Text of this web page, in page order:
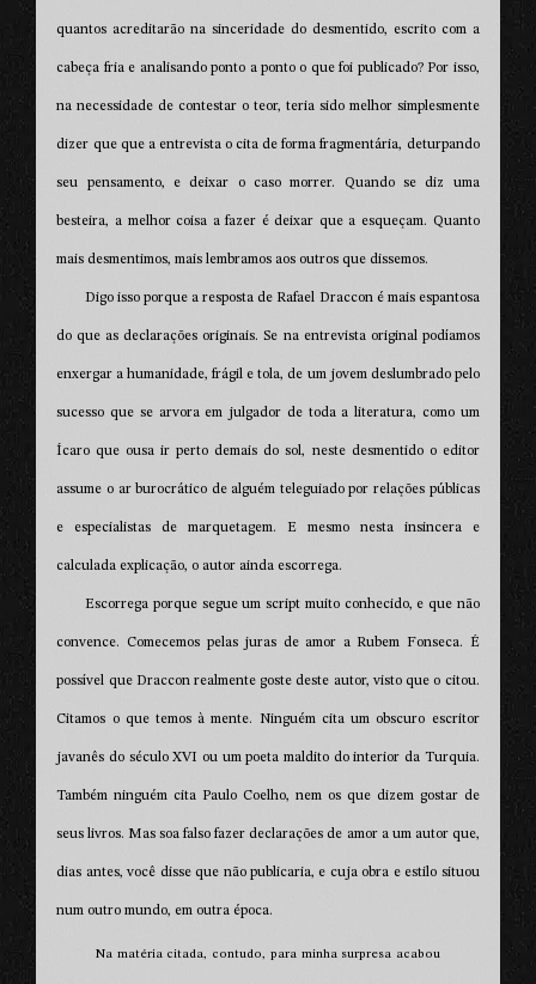
quantos acreditarão na sinceridade do desmentido, escrito com a
cabeça fria e analisando ponto a ponto o que foi publicado? Por isso,
na necessidade de contestar o teor, teria sido melhor simplesmente
dizer que que a entrevista o cita de forma fragmentária, deturpando
seu pensamento, e deixar o caso morrer. Quando se diz uma
besteira, a melhor coisa a fazer é deixar que a esqueçam. Quanto
mais desmentimos, mais lembramos aos outros que dissemos.
Digo isso porque a resposta de Rafael Draccon é mais espantosa
do que as declarações originais. Se na entrevista original podíamos
enxergar a humanidade, frágil e tola, de um jovem deslumbrado pelo
sucesso que se arvora em julgador de toda a literatura, como um
Ícaro que ousa ir perto demais do sol, neste desmentido o editor
assume o ar burocrático de alguém teleguiado por relações públicas
e especialistas de marquetagem. E mesmo nesta insincera e
calculada explicação, o autor ainda escorrega.
Escorrega porque segue um script muito conhecido, e que não
convence. Comecemos pelas juras de amor a Rubem Fonseca. É
possível que Draccon realmente goste deste autor, visto que o citou.
Citamos o que temos à mente. Ninguém cita um obscuro escritor
javanês do século XVI ou um poeta maldito do interior da Turquia.
Também ninguém cita Paulo Coelho, nem os que dizem gostar de
seus livros. Mas soa falso fazer declarações de amor a um autor que,
dias antes, você disse que não publicaria, e cuja obra e estilo situou
num outro mundo, em outra época.
Na matéria citada, contudo, para minha surpresa acabou